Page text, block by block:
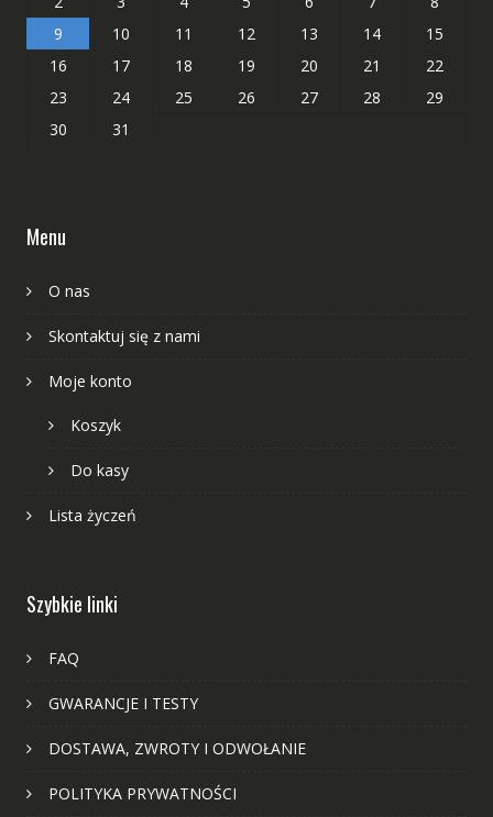
9
10 11 12 13 14
15
16
17 18 19 20 21
22
23
24 25 26 27 28
29
30
31
Menu
O nas
Skontaktuj się z nami
Moje konto
Koszyk
Do kasy
Lista życzeń
Szybkie linki
FAQ
GWARANCJE I TESTY
DOSTAWA, ZWROTY I ODWOŁANIE
POLITYKA PRYWATNOŚCI